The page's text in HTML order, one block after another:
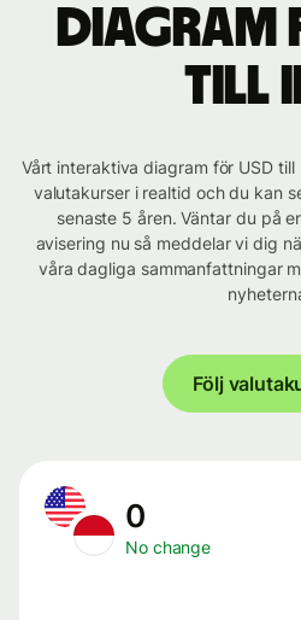
Diagram
till
Vårt interaktiva diagram för USD
valutakurser i realtid och du kan
senaste 5 åren. Väntar du på
avisering nu så meddelar vi dig
våra dagliga sammanfattningar
Följ
0
No change